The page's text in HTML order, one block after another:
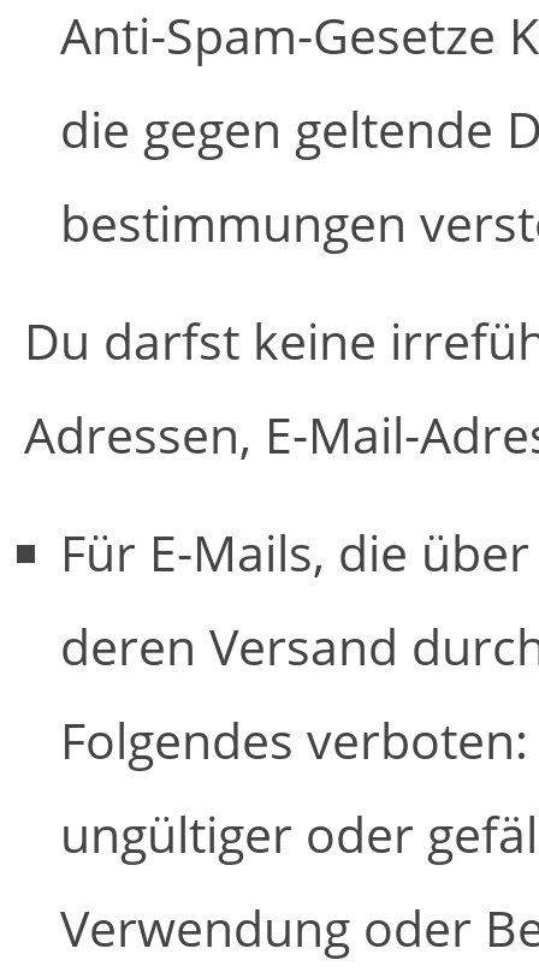
Anti-Spam-Gesetze
die gegen geltende
bestimmungen
Du darfst keine
Adressen, E-Mail-
Für E-Mails, die
deren Versand
Folgendes
ungültiger oder
Verwendung oder